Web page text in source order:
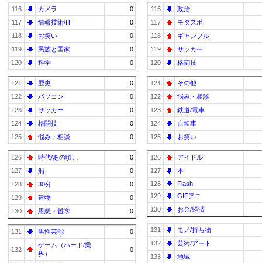
116 カメラ
0
117
情報技術/IT
0
118
お笑い
0
119
民族と国家
0
120
科学 0
121 歴史
0
122
パソコン
0
123
サッカー
0
124
格闘技
0
125
悩み・相談 0
126 時代/あの頃…
0
127
船
0
128
30分
0
129
建物
0
130
思想・哲学 0
131 男性芸能 0
132
ゲーム（ハード/業
界）
0
116
政治
117
モタスポ
118
ギャンブル
119
サッカー
120
格闘技
121
その他
122
悩み・相談
123
鉄道/電車
124
自転車
125
お笑い
126
アイドル
127
本
128
Flash
129
GIFアニ
130
お金/経済
131
モノ/持ち物
132
芸術/アート
133
地域